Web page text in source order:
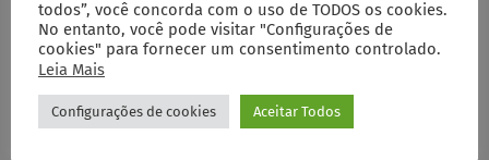
Facebook
Twitter
todos”, você concorda com o uso de TODOS os cookies.
No entanto, você pode visitar "Configurações de
cookies" para fornecer um consentimento controlado.
Leia Mais
Configurações de cookies Aceitar Todos